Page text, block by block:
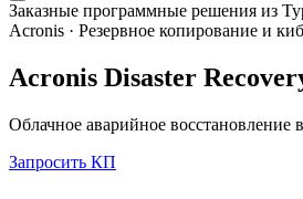
Заказные программные решения из
Acronis · Резервное копирование и
Acronis Disaster
Облачное аварийное восстановление
Запросить КП